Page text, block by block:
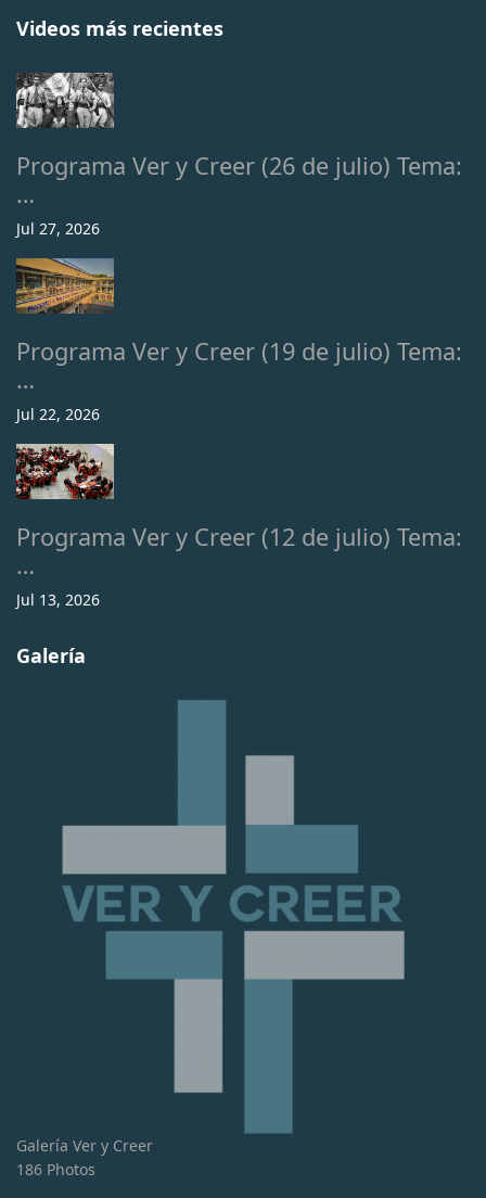
Videos más recientes
Programa Ver y Creer (26 de julio) Tema:
…
Jul 27, 2026
Programa Ver y Creer (19 de julio) Tema:
…
Jul 22, 2026
Programa Ver y Creer (12 de julio) Tema:
…
Jul 13, 2026
Galería
Galería Ver y Creer
186 Photos